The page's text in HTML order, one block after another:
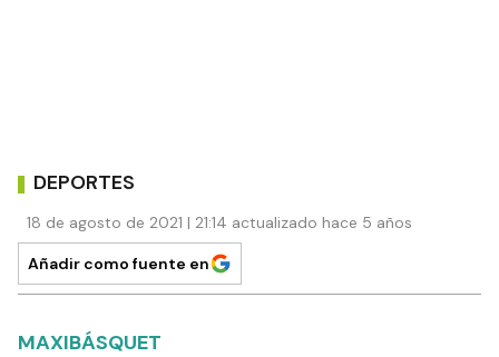
DEPORTES
18 de agosto de 2021 | 21:14 actualizado hace 5 años
Añadir como fuente en
MAXIBÁSQUET